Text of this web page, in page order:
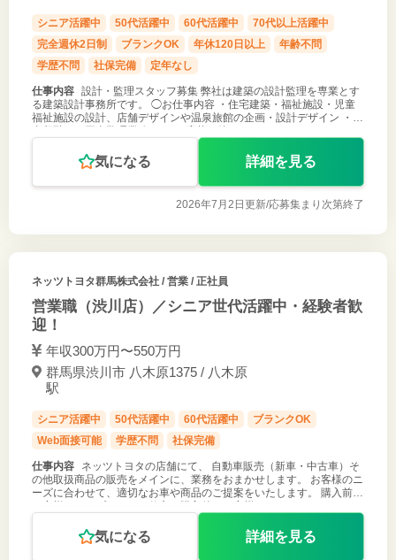
シニア活躍中 50代活躍中 60代活躍中
70代以上活躍中
完全週休2日制
ブランクOK 年休120日以上
年齢不問
学歴不問
社保完備 定年なし
仕事内容 設計・監理スタッフ募集 弊社は建築の設計監理を専業とす
る建築設計事務所です。 ◯お仕事内容 ・住宅建築・福祉施設・児童
福祉施設の設計、店舗デザインや温泉旅館の企画・設計デザイン ・工
気になる 詳細を見る
2026年7月2日更新/応募集まり次第終了
ネッツトヨタ群馬株式会社/ 営業 / 正社員
営業職（渋川店）／シニア世代活躍中・経験者歓
迎！
年収300万円〜550万円
群馬県渋川市 八木原1375 / 八木原
駅
シニア活躍中 50代活躍中 60代活躍中
ブランクOK
Web面接可能
学歴不問 社保完備
仕事内容
ネッツトヨタの店舗にて、 自動車販売（新車・中古車）そ
の他取扱商品の販売をメインに、業務をおまかせします。 お客様のニ
ーズに合わせて、適切なお車や商品のご提案をいたします。 購入前の
お客様へのアプローチの仕方、購入後のお客様へのアフターフォロー
など、お客様ひと
気になる 詳細を見る